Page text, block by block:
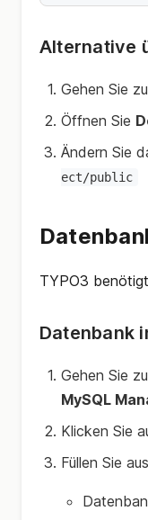
Alternative
Gehen Sie
Öffnen Sie
Ändern Sie
ect/public
TYPO3
Datenbank
Gehen Sie zu
MySQL
Klicken Sie
Füllen Sie